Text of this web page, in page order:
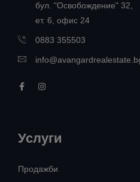
бул. "Освобождение" 32,
ет. 6, офис 24
0883 355503
Услуги
Продажби